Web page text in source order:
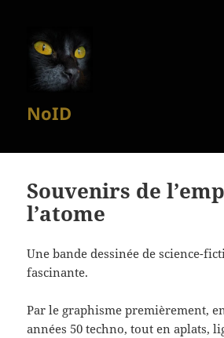
NoID
Souvenirs de
l’atome
Une bande dessinée de science-
fascinante.
Par le graphisme premièrement,
années 50 techno, tout en aplats,